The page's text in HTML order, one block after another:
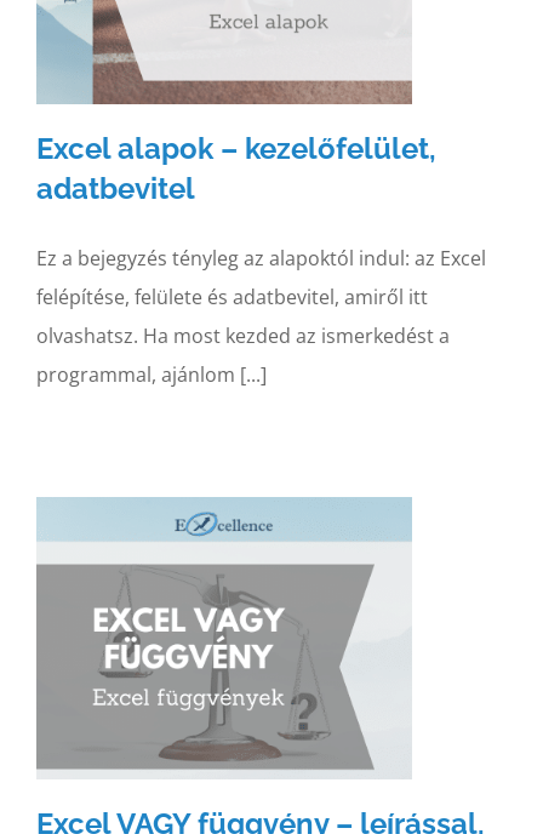
Excel alapok – kezelőfelület,
adatbevitel
Ez a bejegyzés tényleg az alapoktól indul: az Excel
felépítése, felülete és adatbevitel, amiről itt
olvashatsz. Ha most kezded az ismerkedést a
programmal, ajánlom [...]
Excel VAGY függvény – leírással,